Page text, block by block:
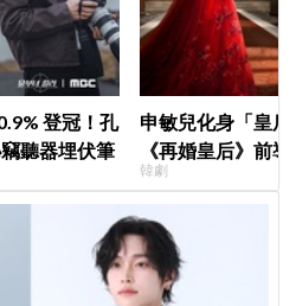
登冠！孔
聽器埋伏筆
申敏兒化身「皇
《再婚皇后》前
＋豪華主演陣容
韓劇